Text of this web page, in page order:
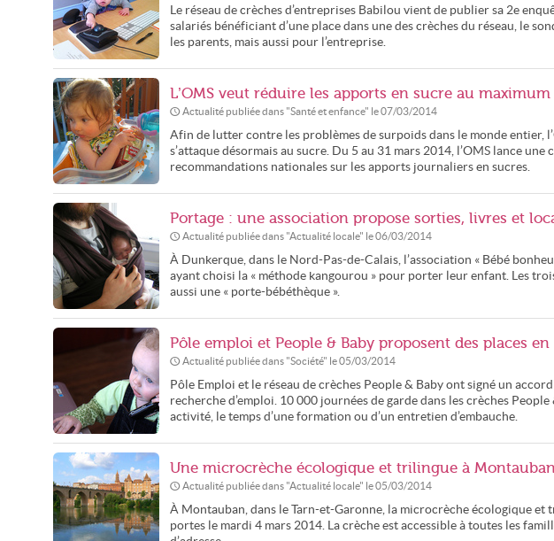
Le réseau de crèches d’entreprises Babilou vient de publier sa 2e
salariés bénéficiant d’une place dans une des crèches du réseau, le
les parents, mais aussi pour l’entreprise.
L’OMS veut réduire les apports en sucre au maximum
Actualité publiée dans "Santé et enfance" le07/03/2014
Afin de lutter contre les problèmes de surpoids dans le monde entier,
s’attaque désormais au sucre. Du 5 au 31 mars 2014, l’OMS lance
recommandations nationales sur les apports journaliers en sucres.
Portage : une association propose sorties, livres et
Actualité publiée dans "Actualité locale" le06/03/2014
À Dunkerque, dans le Nord-Pas-de-Calais, l’association « Bébé
ayant choisi la « méthode kangourou » pour porter leur enfant. Les
aussi une « porte-bébéthèque ».
Pôle emploi et People & Baby proposent des places
Actualité publiée dans "Société" le05/03/2014
Pôle Emploi et le réseau de crèches People & Baby ont signé un
recherche d’emploi. 10 000 journées de garde dans les crèches
activité, le temps d’une formation ou d’un entretien d’embauche.
Une microcrèche écologique et trilingue à
Actualité publiée dans "Actualité locale" le05/03/2014
À Montauban, dans le Tarn-et-Garonne, la microcrèche écologique et
portes le mardi 4 mars 2014. La crèche est accessible à toutes les